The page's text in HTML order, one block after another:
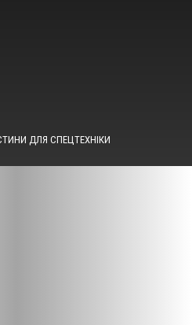
ДЛЯ СПЕЦТЕХНІКИ